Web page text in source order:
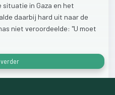
situatie in Gaza en het
daarbij hard uit naar de
niet veroordeelde: "U moet